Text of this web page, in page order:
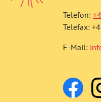
Telefon:
Telefax:
E-Mail: